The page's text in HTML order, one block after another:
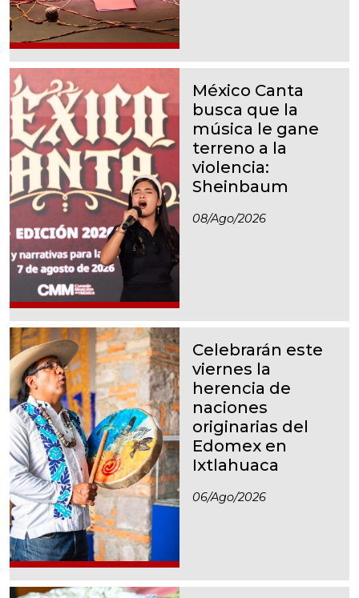
México Canta
busca que la
música le gane
terreno a la
violencia:
Sheinbaum
08/ago/2026
Celebrarán este
viernes la
herencia de
naciones
originarias del
Edomex en
Ixtlahuaca
06/ago/2026